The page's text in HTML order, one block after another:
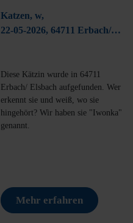
Katzen, w,
22-05-2026, 64711 Erbach/
Diese Kätzin wurde in 64711
Erbach/ Elsbach aufgefunden. Wer
erkennt sie und weiß, wo sie
hingehört? Wir haben sie "Iwonka"
genannt.
Mehr erfahren